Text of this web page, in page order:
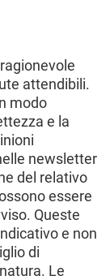
attendibili.
modo
e la
newsletter
del relativo
essere
Queste
e non
di
Le